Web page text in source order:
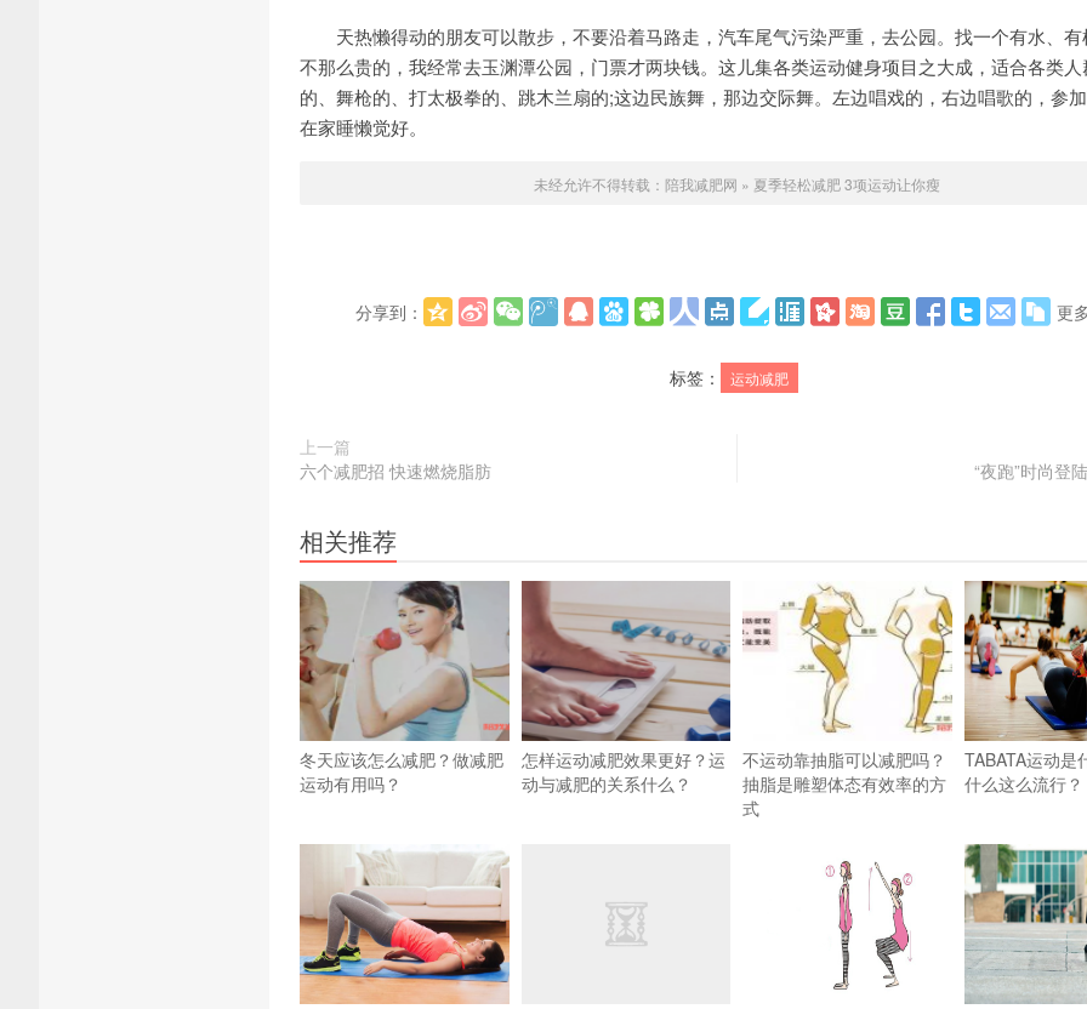
天热懒得动的朋友可以散步，不要沿着马路走，汽车尾气污染严重，去公园。找一个有水、有
不那么贵的，我经常去玉渊潭公园，门票才两块钱。这儿集各类运动健身项目之大成，适合各类人
的、舞枪的、打太极拳的、跳木兰扇的;这边民族舞，那边交际舞。左边唱戏的，右边唱歌的，参
在家睡懒觉好。
未经允许不得转载： 陪我减肥网 » 夏季轻松减肥 3项运动让你瘦
分享到： 更
标签： 运动减肥
上一篇
六个减肥招 快速燃烧脂肪
“夜跑”时尚登
相关推荐
冬天应该怎么减肥？做减肥
运动有用吗？
怎样运动减肥效果更好？运
动与减肥的关系什么？
不运动靠抽脂可以减肥吗？
抽脂是雕塑体态有效率的方
式
TABATA运动是
什么这么流行？